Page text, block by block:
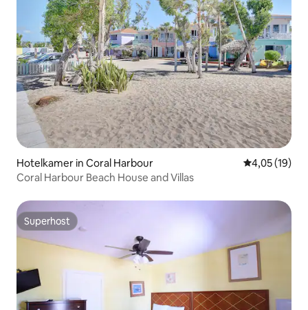
Hotelkamer in Coral Harbour Gemiddelde
4,05 (19)
Coral Harbour Beach House and Villas
Superhost
Superhost